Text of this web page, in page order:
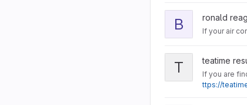
View breezecool
B ronald
If your air
View Teatime
T teatime
If you are
ttps://